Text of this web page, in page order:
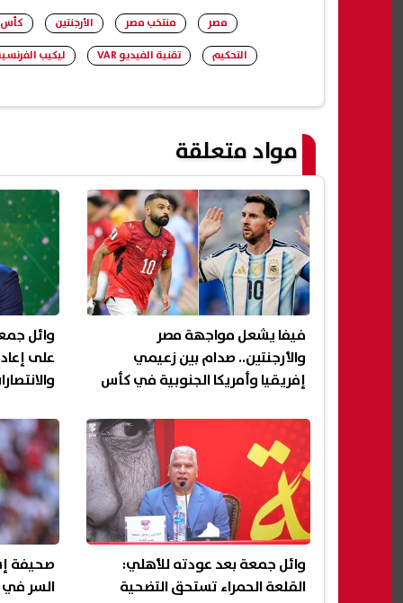
مصر منتخب مصر الأرجنتين كأس
التحكيم
تقنية الفيديو VAR ليكيب
مواد متعلقة
فيفا يشعل مواجهة مصر
والأرجنتين.. صدام بين زعيمي
إفريقيا وأمريكا الجنوبية في كأس
وائل
على
وائل جمعة بعد عودته للأهلي:
القلعة الحمراء تستحق التضحية
صحيفة
السر